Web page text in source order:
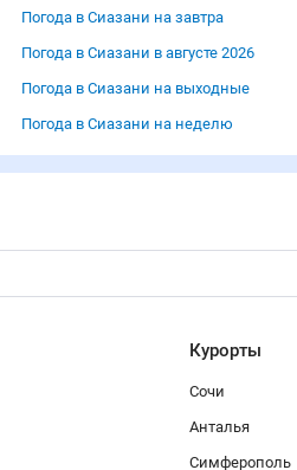
Погода в Сиазани на завтра
Погода в Сиазани в августе 2026
Погода в Сиазани на выходные
Погода в Сиазани на неделю
Курорты
Сочи
Анталья
Симферополь